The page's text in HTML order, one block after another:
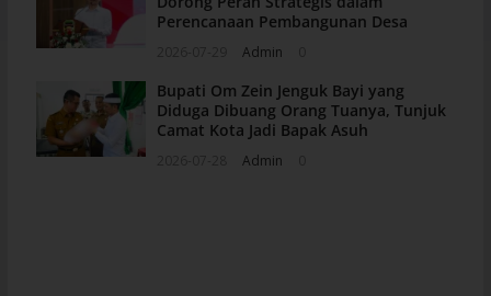
Perencanaan Pembangunan Desa
Admin
Bupati Om Zein Jenguk Bayi yang
Diduga Dibuang Orang Tuanya, Tunjuk
Camat Kota Jadi Bapak Asuh
Admin